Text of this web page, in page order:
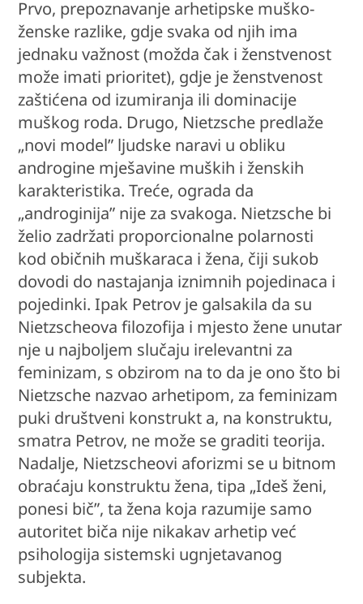
Prvo, prepoznavanje arhetipske muško-
ženske razlike, gdje svaka od njih ima
jednaku važnost (možda čak i ženstvenost
može imati prioritet), gdje je ženstvenost
zaštićena od izumiranja ili dominacije
muškog roda. Drugo, Nietzsche predlaže
„novi model” ljudske naravi u obliku
androgine mješavine muških i ženskih
karakteristika. Treće, ograda da
„androginija” nije za svakoga. Nietzsche bi
želio zadržati proporcionalne polarnosti
kod običnih muškaraca i žena, čiji sukob
dovodi do nastajanja iznimnih pojedinaca i
pojedinki. Ipak Petrov je galsakila da su
Nietzscheova filozofija i mjesto žene unutar
nje u najboljem slučaju irelevantni za
feminizam, s obzirom na to da je ono što bi
Nietzsche nazvao arhetipom, za feminizam
puki društveni konstrukt a, na konstruktu,
smatra Petrov, ne može se graditi teorija.
Nadalje, Nietzscheovi aforizmi se u bitnom
obraćaju konstruktu žena, tipa „Ideš ženi,
ponesi bič”, ta žena koja razumije samo
autoritet biča nije nikakav arhetip već
psihologija sistemski ugnjetavanog
subjekta.